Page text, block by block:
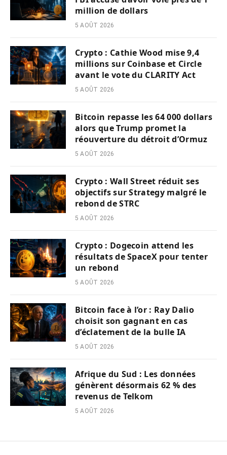
million de dollars
5 AOÛT 2026
Crypto : Cathie Wood mise 9,4
millions sur Coinbase et Circle
avant le vote du CLARITY Act
5 AOÛT 2026
Bitcoin repasse les 64 000 dollars
alors que Trump promet la
réouverture du détroit d’Ormuz
5 AOÛT 2026
Crypto : Wall Street réduit ses
objectifs sur Strategy malgré le
rebond de STRC
5 AOÛT 2026
Crypto : Dogecoin attend les
résultats de SpaceX pour tenter
un rebond
5 AOÛT 2026
Bitcoin face à l’or : Ray Dalio
choisit son gagnant en cas
d’éclatement de la bulle IA
5 AOÛT 2026
Afrique du Sud : Les données
génèrent désormais 62 % des
revenus de Telkom
5 AOÛT 2026